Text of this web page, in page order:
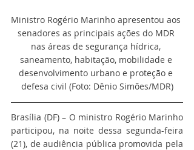
Ministro Rogério Marinho apresentou aos
senadores as principais ações do MDR
nas áreas de segurança hídrica,
saneamento, habitação, mobilidade e
desenvolvimento urbano e proteção e
defesa civil (Foto: Dênio Simões/MDR)
Brasília (DF) – O ministro Rogério Marinho
participou, na noite dessa segunda-feira
(21), de audiência pública promovida pela